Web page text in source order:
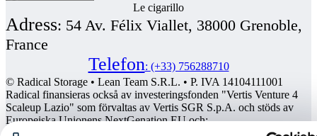
Le cigarillo
Adress: 54 Av. Félix Viallet, 38000 Grenoble,
France
Telefon: (+33) 756288710
© Radical Storage • Lean Team S.R.L. • P. IVA 14104111001
Radical finansieras också av investeringsfonden "Vertis Venture 4
Scaleup Lazio" som förvaltas av Vertis SGR S.p.A. och stöds av
Europeiska Unionens NextGenation EU och: